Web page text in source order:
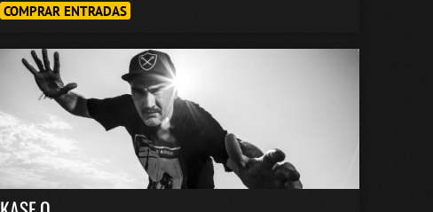
COMPRAR ENTRADAS